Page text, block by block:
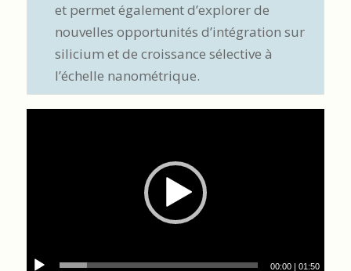
et permet également d’explorer de
nouvelles opportunités d’intégration sur
silicium et de croissance sélective à
l’échelle nanométrique.
00:00 |01:50